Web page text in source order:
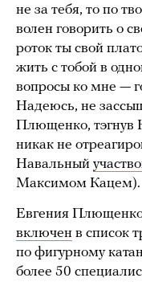
не за тебя, то по
волен говорить о
роток ты свой
жить с тобой в
вопросы ко мне —
Надеюсь, не
Плющенко, тэгнув
никак не
Навальный
Максимом Кацем).
Евгения
включен в список
по фигурному
более 50